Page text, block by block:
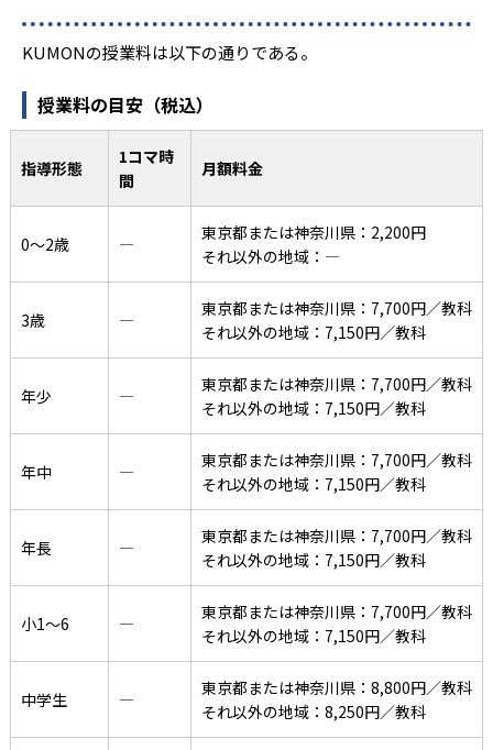
KUMONの授業料は以下の通りである。
授業料の目安（税込）
指導形態
1コマ時
間
月額料金
0〜2歳 ―
東京都または神奈川県：2,200円
それ以外の地域：―
3歳 ―
東京都または神奈川県：7,700円／教科
それ以外の地域：7,150円／教科
年少 ―
東京都または神奈川県：7,700円／教科
それ以外の地域：7,150円／教科
年中 ―
東京都または神奈川県：7,700円／教科
それ以外の地域：7,150円／教科
年長 ―
東京都または神奈川県：7,700円／教科
それ以外の地域：7,150円／教科
小1〜6 ―
東京都または神奈川県：7,700円／教科
それ以外の地域：7,150円／教科
中学生 ―
東京都または神奈川県：8,800円／教科
それ以外の地域：8,250円／教科